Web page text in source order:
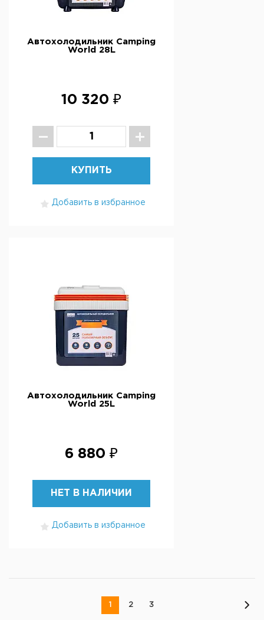
Автохолодильник Camping
World 28L
10 320 ₽
КУПИТЬ
Добавить в избранное
Автохолодильник Camping
World 25L
6 880 ₽
НЕТ В НАЛИЧИИ
Добавить в избранное
1 2 3